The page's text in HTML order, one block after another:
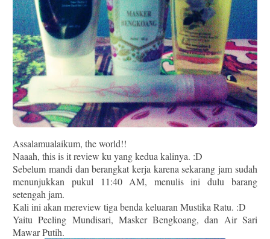
Assalamualaikum, the world!!
Naaah, this is it review ku yang kedua kalinya. :D
Sebelum mandi dan berangkat kerja karena sekarang jam sudah
menunjukkan pukul 11:40 AM, menulis ini dulu barang
setengah jam.
Kali ini akan mereview tiga benda keluaran Mustika Ratu. :D
Yaitu Peeling Mundisari, Masker Bengkoang, dan Air Sari
Mawar Putih.